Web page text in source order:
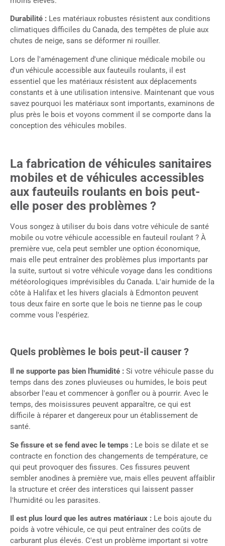
Durabilité : Les matériaux robustes résistent aux conditions
climatiques difficiles du Canada, des tempêtes de pluie aux
chutes de neige, sans se déformer ni rouiller.
Lors de l'aménagement d'une clinique médicale mobile ou
d'un véhicule accessible aux fauteuils roulants, il est
essentiel que les matériaux résistent aux déplacements
constants et à une utilisation intensive. Maintenant que vous
savez pourquoi les matériaux sont importants, examinons de
plus près le bois et voyons comment il se comporte dans la
conception des véhicules mobiles.
La fabrication de véhicules sanitaires
mobiles et de véhicules accessibles
aux fauteuils roulants en bois peut-
elle poser des problèmes ?
Vous songez à utiliser du bois dans votre véhicule de santé
mobile ou votre véhicule accessible en fauteuil roulant ? À
première vue, cela peut sembler une option économique,
mais elle peut entraîner des problèmes plus importants par
la suite, surtout si votre véhicule voyage dans les conditions
météorologiques imprévisibles du Canada. L'air humide de la
côte à Halifax et les hivers glacials à Edmonton peuvent
tous deux faire en sorte que le bois ne tienne pas le coup
comme vous l'espériez.
Quels problèmes le bois peut-il causer ?
Il ne supporte pas bien l'humidité : Si votre véhicule passe du
temps dans des zones pluvieuses ou humides, le bois peut
absorber l'eau et commencer à gonfler ou à pourrir. Avec le
temps, des moisissures peuvent apparaître, ce qui est
difficile à réparer et dangereux pour un établissement de
santé.
Se fissure et se fend avec le temps : Le bois se dilate et se
contracte en fonction des changements de température, ce
qui peut provoquer des fissures. Ces fissures peuvent
sembler anodines à première vue, mais elles peuvent affaiblir
la structure et créer des interstices qui laissent passer
l'humidité ou les parasites.
Il est plus lourd que les autres matériaux : Le bois ajoute du
poids à votre véhicule, ce qui peut entraîner des coûts de
carburant plus élevés. C'est un problème important si votre